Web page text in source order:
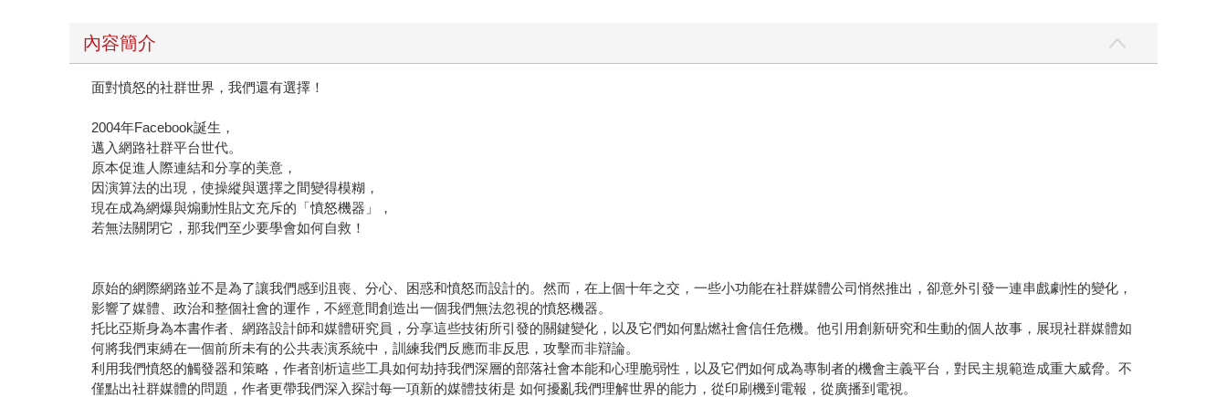
內容簡介
面對憤怒的社群世界，我們還有選擇！
2004年Facebook誕生，
邁入網路社群平台世代。
原本促進人際連結和分享的美意，
因演算法的出現，使操縱與選擇之間變得模糊，
現在成為網爆與煽動性貼文充斥的「憤怒機器」，
若無法關閉它，那我們至少要學會如何自救！
原始的網際網路並不是為了讓我們感到沮喪、分心、困惑和憤怒而設計的。然而，在上個十年之交，一些小功能在社群媒體公司悄然推出，卻意外引發一連串戲劇性的變化，
影響了媒體、政治和整個社會的運作，不經意間創造出一個我們無法忽視的憤怒機器。
托比亞斯身為本書作者、網路設計師和媒體研究員，分享這些技術所引發的關鍵變化，以及它們如何點燃社會信任危機。他引用創新研究和生動的個人故事，展現社群媒體如
何將我們束縛在一個前所未有的公共表演系統中，訓練我們反應而非反思，攻擊而非辯論。
利用我們憤怒的觸發器和策略，作者剖析這些工具如何劫持我們深層的部落社會本能和心理脆弱性，以及它們如何成為專制者的機會主義平台，對民主規範造成重大威脅。不
僅點出社群媒體的問題，作者更帶我們深入探討每一項新的媒體技術是 如何擾亂我們理解世界的能力，從印刷機到電報，從廣播到電視。